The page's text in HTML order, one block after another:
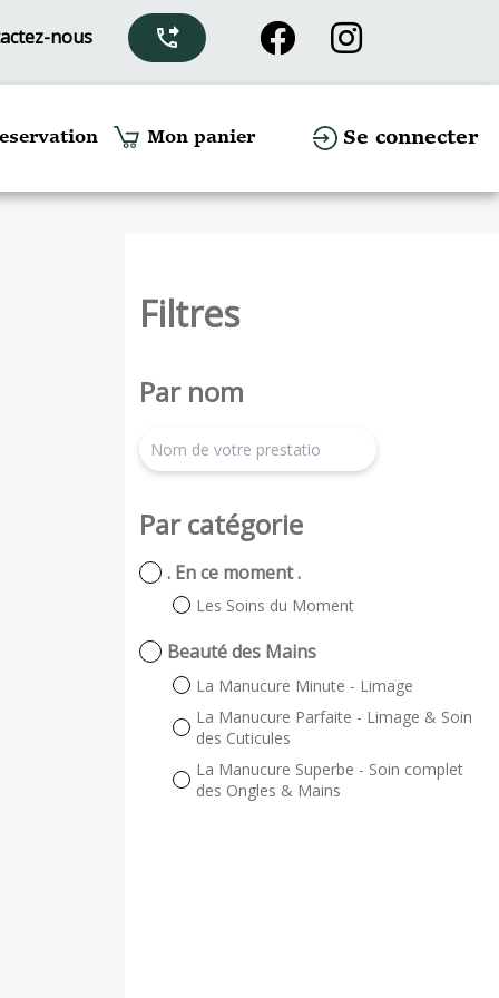
nous phone_forwarded
Mon panier Se connecter
Filtres
Par nom
Par catégorie
. En ce moment .
Les Soins du Moment
Beauté des Mains
La Manucure Minute - Limage
La Manucure Parfaite - Limage & Soin
des Cuticules
La Manucure Superbe - Soin complet
des Ongles & Mains